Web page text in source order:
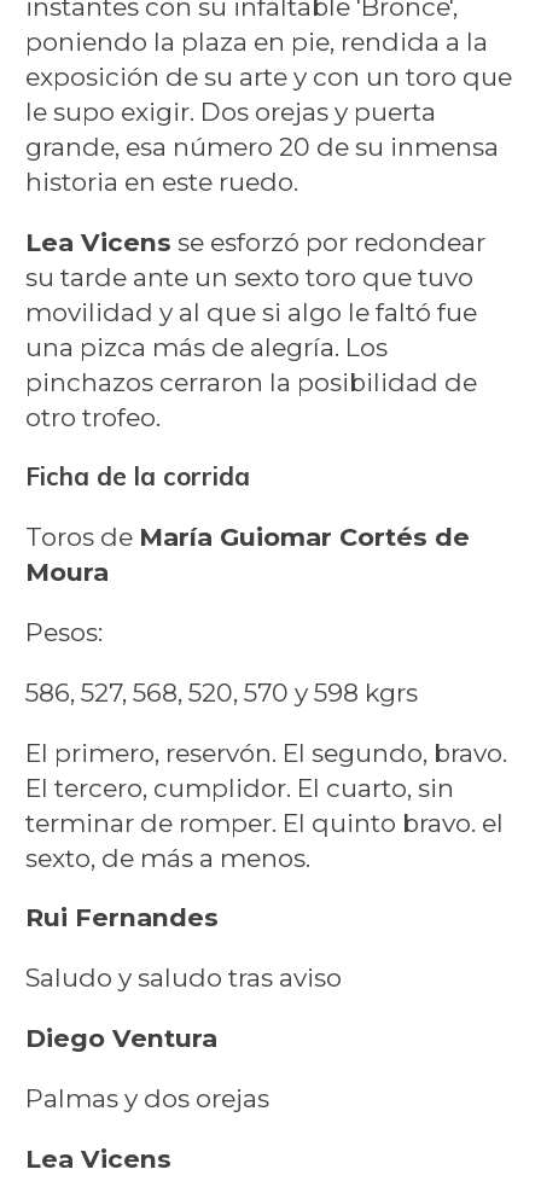
instantes con su infaltable 'Bronce',
poniendo la plaza en pie, rendida a la
exposición de su arte y con un toro que
le supo exigir. Dos orejas y puerta
grande, esa número 20 de su inmensa
historia en este ruedo.
Lea Vicens se esforzó por redondear
su tarde ante un sexto toro que tuvo
movilidad y al que si algo le faltó fue
una pizca más de alegría. Los
pinchazos cerraron la posibilidad de
otro trofeo.
Ficha de la corrida
Toros de María Guiomar Cortés de
Moura
Pesos:
586, 527, 568, 520, 570 y 598 kgrs
El primero, reservón. El segundo, bravo.
El tercero, cumplidor. El cuarto, sin
terminar de romper. El quinto bravo. el
sexto, de más a menos.
Rui Fernandes
Saludo y saludo tras aviso
Diego Ventura
Palmas y dos orejas
Lea Vicens